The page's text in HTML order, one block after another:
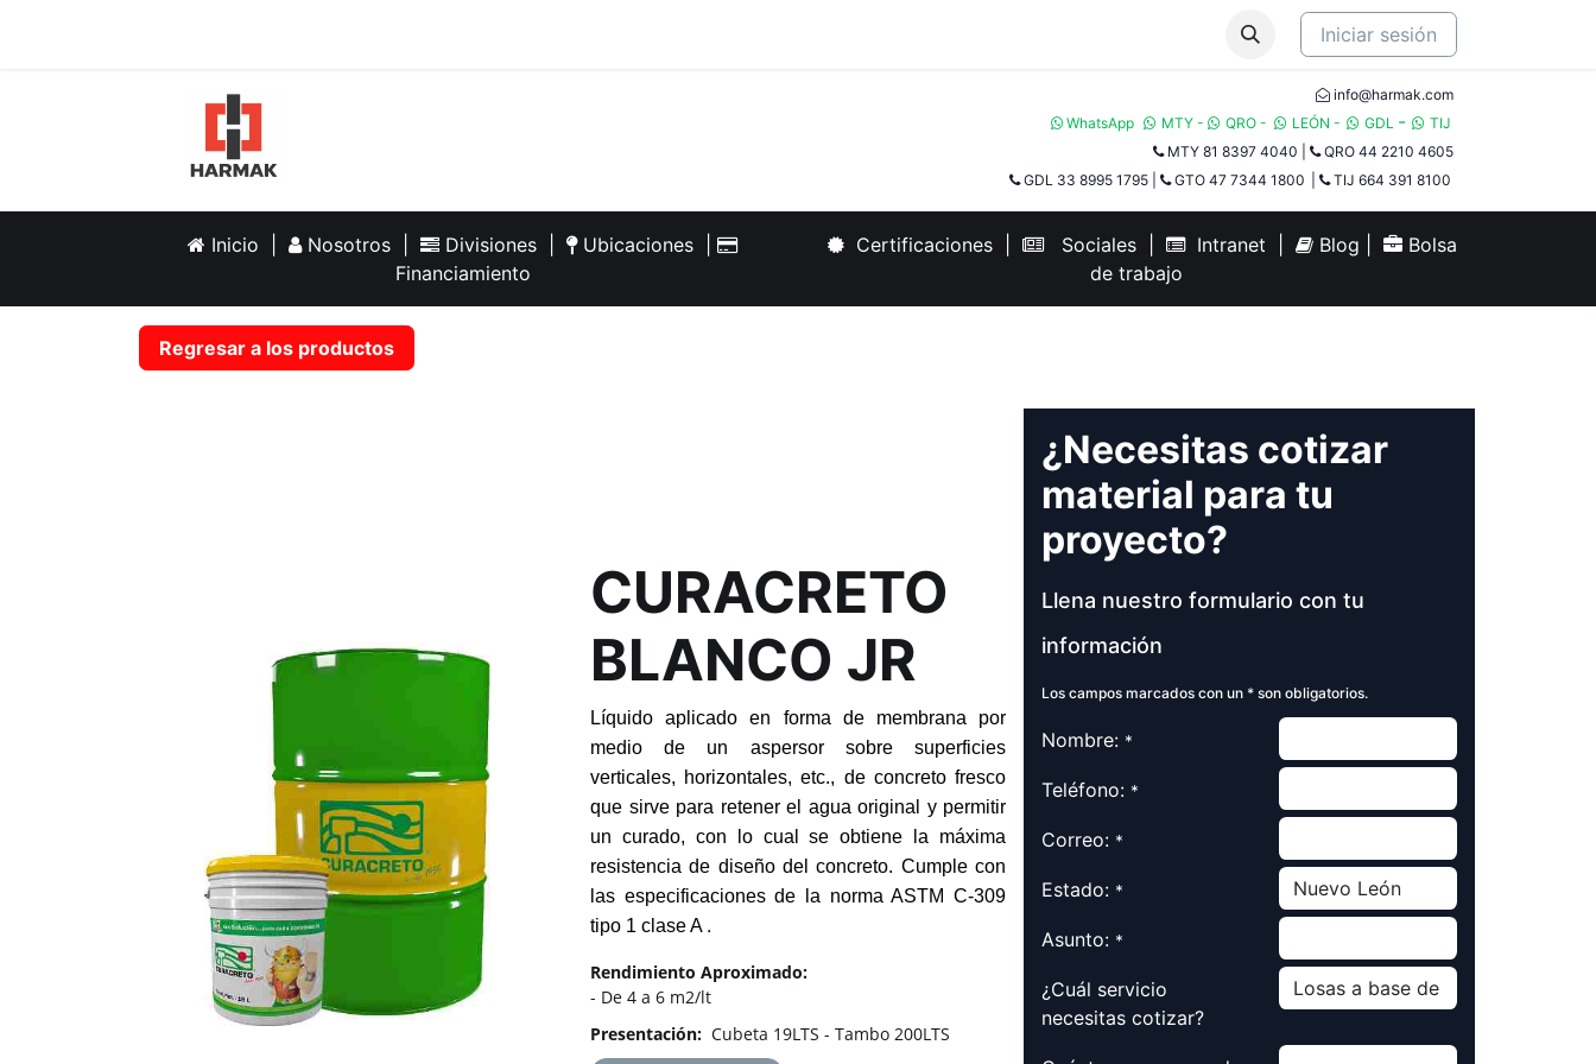
Iniciar sesión
info@harmak.com
WhatsApp
MTY - QRO - LEÓN - GDL -
TIJ​
MTY 81 8397 4040
QRO 44 2210 4605
GDL 33 8995 1795
GTO 47 7344 1800 TIJ 664 391 8100
Inicio Nosotros Divisiones Ubicaciones
Financiamiento
Certificaciones Sociales Intranet Blog
Bolsa
de trabajo
Regresar a los productos
CURACRETO
BLANCO JR
Líquido aplicado en forma de membrana por
medio de un aspersor sobre superficies
verticales, horizontales, etc., de concreto fresco
que sirve para retener el agua original y permitir
un curado, con lo cual se obtiene la máxima
resistencia de diseño del concreto. Cumple con
las especificaciones de la norma ASTM C-309
tipo 1 clase A .
Rendimiento Aproximado:
- De 4 a 6 m2/lt
Presentación: Cubeta 19LTS - Tambo 200LTS
¿Necesitas cotizar
material para tu
proyecto?
Llena nuestro formulario con tu
información
Los campos marcados con un * son obligatorios.
Nombre: *
Teléfono: *
Correo: *
Estado: *
Asunto: *
¿Cuál servicio
necesitas cotizar?